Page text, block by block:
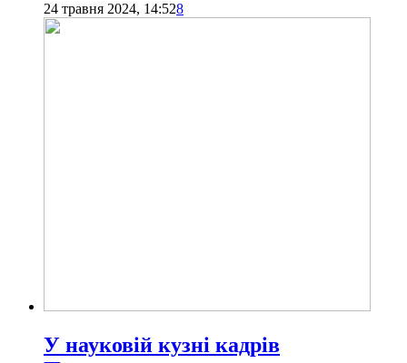
24 травня 2024, 14:528
У науковій кузні кадрів